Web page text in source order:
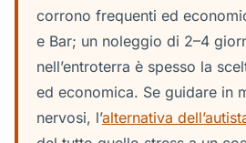
corrono frequenti ed
e Bar; un noleggio di 2–4
nell’entroterra è spesso la
ed economica. Se guidare in
nervosi, l’alternativa